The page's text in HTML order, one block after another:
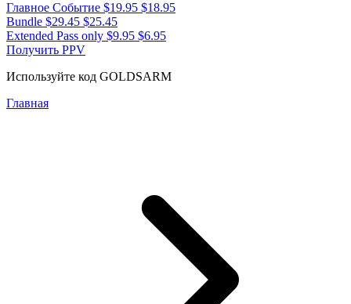
Главное Событие $19.95 $18.95
Bundle $29.45 $25.45
Extended Pass only $9.95 $6.95
Получить PPV
Используйте код GOLDSARM
Главная